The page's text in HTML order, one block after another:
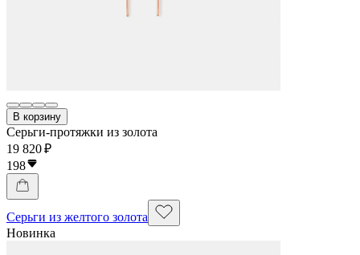
В корзину
Серьги-протяжки из золота
19 820 ₽
198
Серьги из желтого золота
Новинка